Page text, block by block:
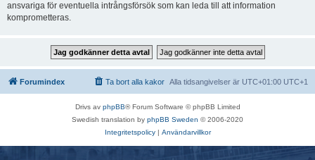
ansvariga för eventuella intrångsförsök som kan leda till att information
komprometteras.
Forumindex Alla tidsangivelser är UTC+01:00 UTC+1
Ta bort alla kakor
Drivs av phpBB® Forum Software © phpBB Limited
Swedish translation by phpBB Sweden © 2006-2020
Integritetspolicy| Användarvillkor